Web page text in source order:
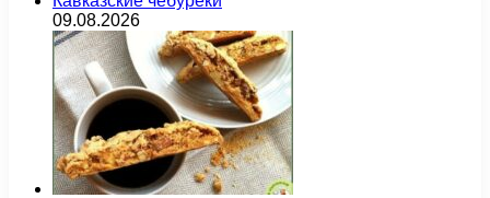
09.08.2026